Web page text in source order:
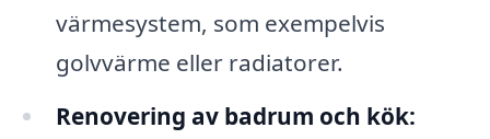
värmesystem, som exempelvis
golvvärme eller radiatorer.
Renovering av badrum och kök: